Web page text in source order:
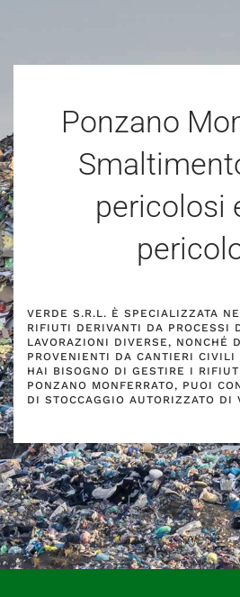
Ponzano
pericolosi
VERDE S.R.L. È SPECIALIZZATA
RIFIUTI DERIVANTI DA PROCESSI
LAVORAZIONI DIVERSE, NONCHÉ
PROVENIENTI DA CANTIERI
HAI BISOGNO DI GESTIRE I
PONZANO MONFERRATO, PUOI
DI STOCCAGGIO AUTORIZZATO DI